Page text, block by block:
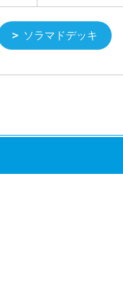
ソラマドデッキ